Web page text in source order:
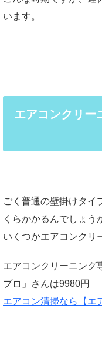
います。
エアコンクリー
ごく普通の壁掛けタイ
くらかかるんでしょう
いくつかエアコンクリ
エアコンクリーニング
プロ」さんは9980円
エアコン清掃なら【エ